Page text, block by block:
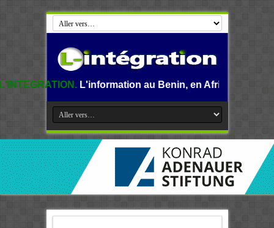
L'information au Benin, en Afrique et dans le monde.